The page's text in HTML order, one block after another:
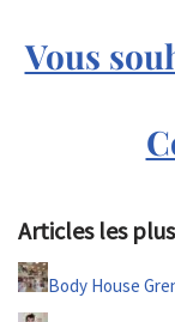
Vous
Articles les
Body House